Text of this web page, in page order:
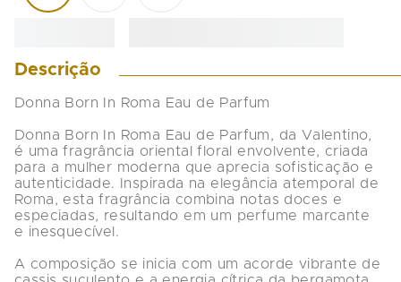
Descrição
Donna Born In Roma Eau de Parfum
Donna Born In Roma Eau de Parfum, da Valentino,
é uma fragrância oriental floral envolvente, criada
para a mulher moderna que aprecia sofisticação e
autenticidade. Inspirada na elegância atemporal de
Roma, esta fragrância combina notas doces e
especiadas, resultando em um perfume marcante
e inesquecível.
A composição se inicia com um acorde vibrante de